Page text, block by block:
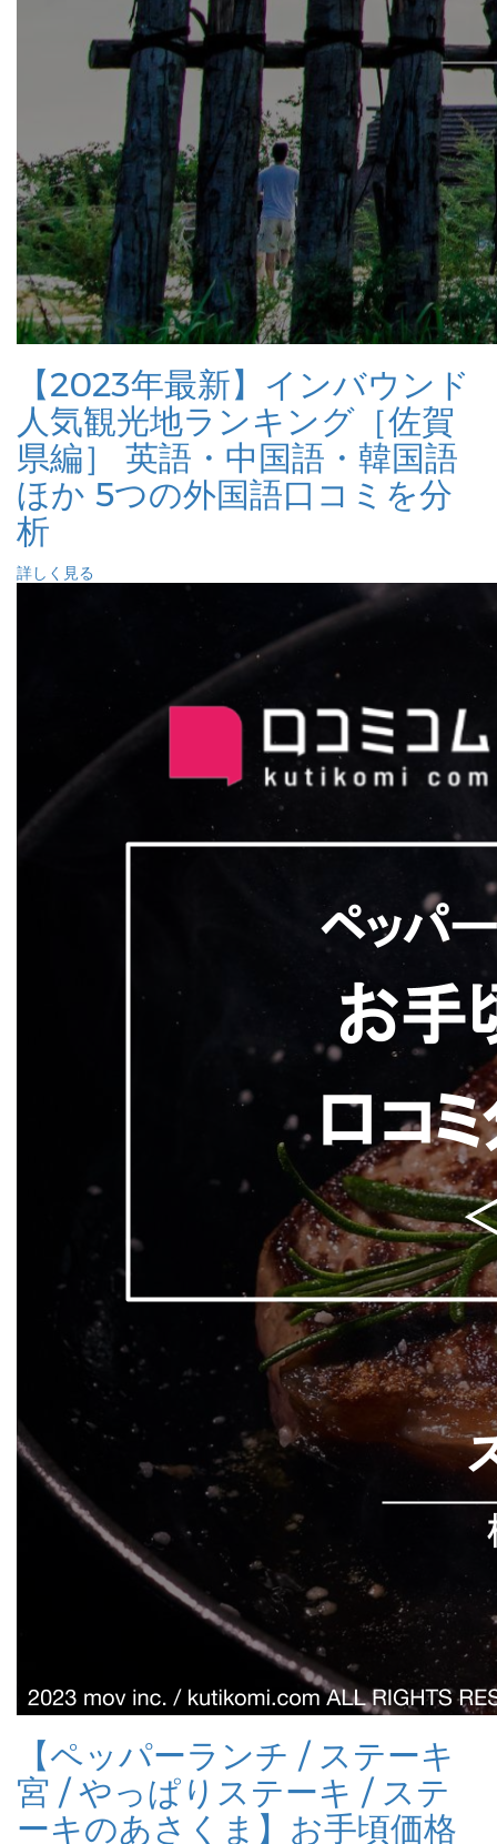
【2023年最新】インバウンド
人気観光地ランキング［佐賀
県編］ 英語・中国語・韓国語
ほか 5つの外国語口コミを分
析
詳しく見る
【ペッパーランチ / ステーキ
宮 / やっぱりステーキ / ステ
ーキのあさくま】お手頃価格